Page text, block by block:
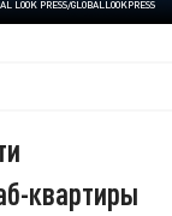
PRESS/GLOBALLOOKPRESS
квартиры